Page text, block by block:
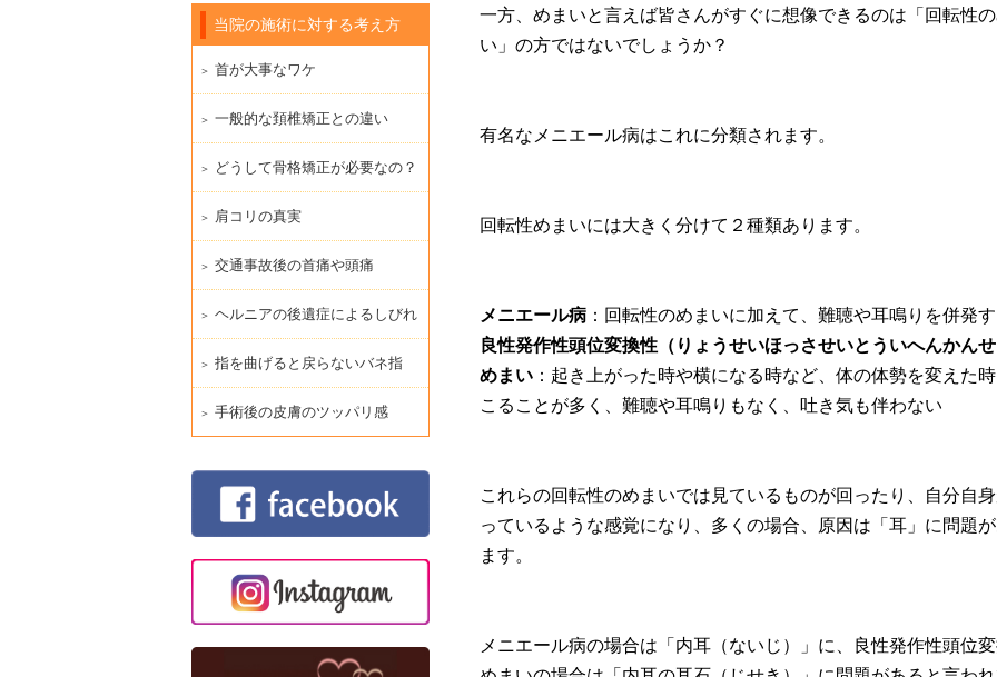
一方、めまいと言えば皆さんがすぐに想像できるのは「回転性
い」の方ではないでしょうか？
有名なメニエール病はこれに分類されます。
回転性めまいには大きく分けて２種類あります。
メニエール病 ：回転性のめまいに加えて、難聴や耳鳴りを併発
良性発作性頭位変換性（りょうせいほっさせいとういへんかん
めまい ：起き上がった時や横になる時など、体の体勢を変えた
こることが多く、難聴や耳鳴りもなく、吐き気も伴わない
これらの回転性のめまいでは見ているものが回ったり、自分自
っているような感覚になり、多くの場合、原因は「耳」に問題
ます。
メニエール病の場合は「内耳（ないじ）」に、良性発作性頭位
当院の施術に対する考え方
首が大事なワケ
一般的な頚椎矯正との違い
どうして骨格矯正が必要なの？
肩コリの真実
交通事故後の首痛や頭痛
ヘルニアの後遺症によるしびれ
指を曲げると戻らないバネ指
手術後の皮膚のツッパリ感